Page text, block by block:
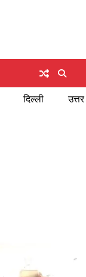
दिल्ली